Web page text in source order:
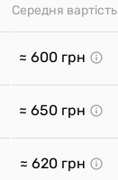
Середня вартість
≈ 600 грн
≈ 650 грн
≈ 620 грн